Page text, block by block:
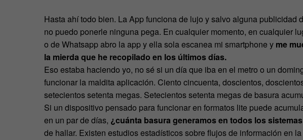
Hasta ahí todo bien. La App funciona de lujo y salvo alguna publicidad
no puedo ponerle ninguna pega. En cualquier momento, en cualquier
o de Whatsapp abro la app y ella sola escanea mi smartphone y me
la mierda que he recopilado en los últimos días.
Eso estaba haciendo yo, no sé si un día que iba en el metro o un
funcionar la maldita aplicación. Ciento cincuenta, doscientos,
setecientos setenta megas. Setecientos setenta megas de basura
Si un dispositivo pensado para funcionar en formatos lite puede
en un par de días, ¿cuánta basura generamos en todos los
de hallar. Existen estudios estadísticos sobre flujos de información en